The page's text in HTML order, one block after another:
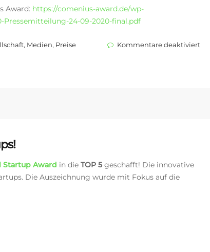
Award: https://comenius-award.de/wp-
24-09-2020-final.pdf
, Medien, Preise Kommentare deaktiviertfür
Startup Award in die TOP 5 geschafft! Die innovative
Die Auszeichnung wurde mit Fokus auf die